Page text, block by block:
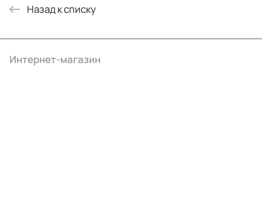
Назад к списку
Интернет-магазин